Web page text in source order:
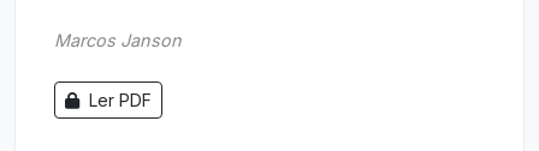
Marcos Janson
Ler PDF